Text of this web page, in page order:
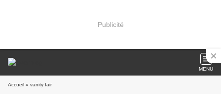
Publicité
MENU
Accueil » vanity fair